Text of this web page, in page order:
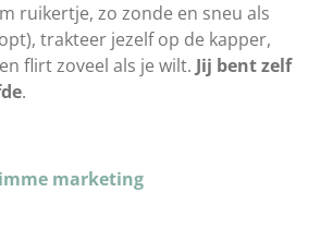
ruikertje, zo zonde en sneu als
trakteer jezelf op de kapper,
flirt zoveel als je wilt. Jij bent zelf
.
marketing